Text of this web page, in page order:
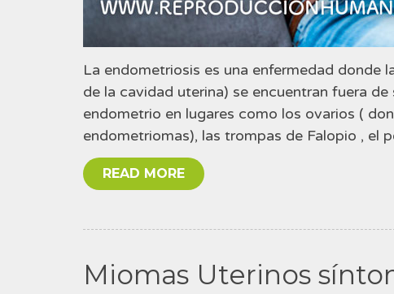
La endometriosis es una enfermedad donde
de la cavidad uterina) se encuentran fuera
endometrio en lugares como los ovarios (
endometriomas), las trompas de Falopio , el
READ MORE
Miomas Uterinos